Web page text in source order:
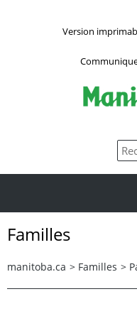
Version
Familles
manitoba.ca > Familles >